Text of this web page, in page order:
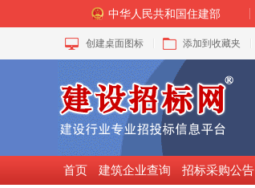
中华人民共和国住建部
创建桌面图标 添加到收藏夹
首页 建筑企业查询 招标采购公告